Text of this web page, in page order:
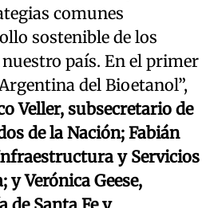
comunes
sostenible de los
país. En el primer
del Bioetanol”,
Veller, subsecretario de
de la Nación; Fabián
y Servicios
yVerónica Geese,